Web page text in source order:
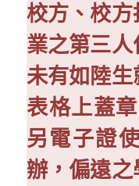
校方、校
業之第三
未有如陸
表格上蓋
另電子證
辦，偏遠